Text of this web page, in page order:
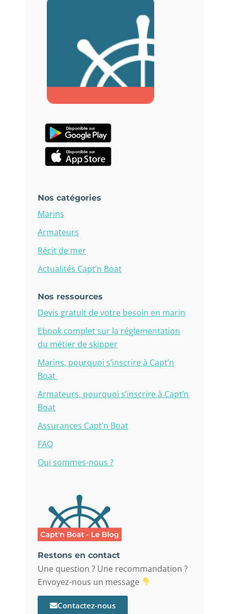
Nos catégories
Marins
Armateurs
Récit de mer
Actualités Capt’n Boat
Nos ressources
Devis gratuit de votre besoin en marin
Ebook complet sur la réglementation
du métier de skipper
Marins, pourquoi s’inscrire à Capt’n
Boat
Armateurs, pourquoi s’inscrire à Capt’n
Boat
Assurances Capt’n Boat
FAQ
Qui sommes-nous ?
Restons en contact
Une question ? Une recommandation ?
Envoyez-nous un message
Contactez-nous